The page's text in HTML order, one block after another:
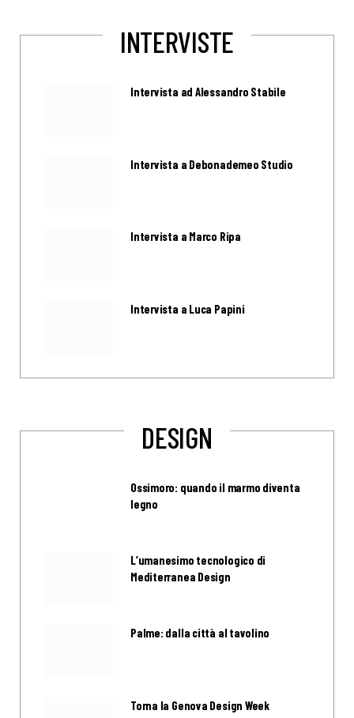
INTERVISTE
Intervista ad Alessandro Stabile
Intervista a Debonademeo Studio
Intervista a Marco Ripa
Intervista a Luca Papini
DESIGN
Ossimoro: quando il marmo diventa
legno
L’umanesimo tecnologico di
Mediterranea Design
Palme: dalla città al tavolino
Torna la Genova Design Week